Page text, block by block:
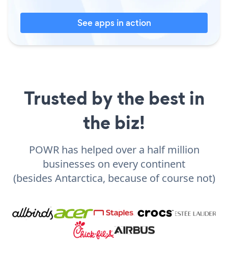
See apps in action
Trusted by the best in
the biz!
POWR has helped over a half million
businesses on every continent
(besides Antarctica, because of course not)